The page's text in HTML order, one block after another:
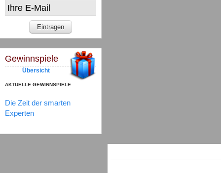
Gewinnspiele
Übersicht
AKTUELLE GEWINNSPIELE
Die Zeit der smarten
Experten